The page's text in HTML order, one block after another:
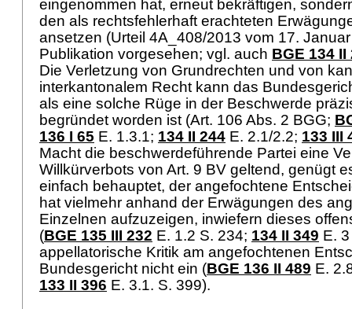
eingenommen hat, erneut bekräftigen,
den als rechtsfehlerhaft erachteten
ansetzen (Urteil 4A_408/2013 vom 17.
Publikation vorgesehen; vgl. auch BGE 134 II
Die Verletzung von Grundrechten und von
interkantonalem Recht kann das
als eine solche Rüge in der Beschwerde
begründet worden ist (Art. 106 Abs. 2 BGG;
136 I 65 E. 1.3.1; 134 II 244 E. 2.1/2.2; 133 III
Macht die beschwerdeführende Partei eine
Willkürverbots von Art. 9 BV geltend, genügt
einfach behauptet, der angefochtene
hat vielmehr anhand der Erwägungen des
Einzelnen aufzuzeigen, inwiefern dieses
(BGE 135 III 232 E. 1.2 S. 234; 134 II 349 E.
appellatorische Kritik am angefochtenen
Bundesgericht nicht ein (BGE 136 II 489 E.
133 II 396 E. 3.1. S. 399).